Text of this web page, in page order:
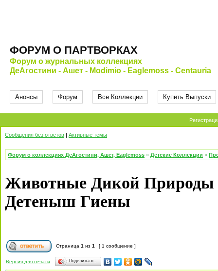
ФОРУМ О ПАРТВОРКАХ
Форум о журнальных коллекциях
ДеАгостини - Ашет - Modimio - Eaglemoss - Centauria
Анонсы Форум Все Коллекции Купить Выпуски
Сообщения без ответов | Активные темы
Форум о коллекциях ДеАгостини, Ашет, Eaglemoss » Детские Коллекции »
Животные Дикой
Детеныш Гиены
Страница 1 из 1 [ 1 сообщение ]
Версия для печати Поделиться…